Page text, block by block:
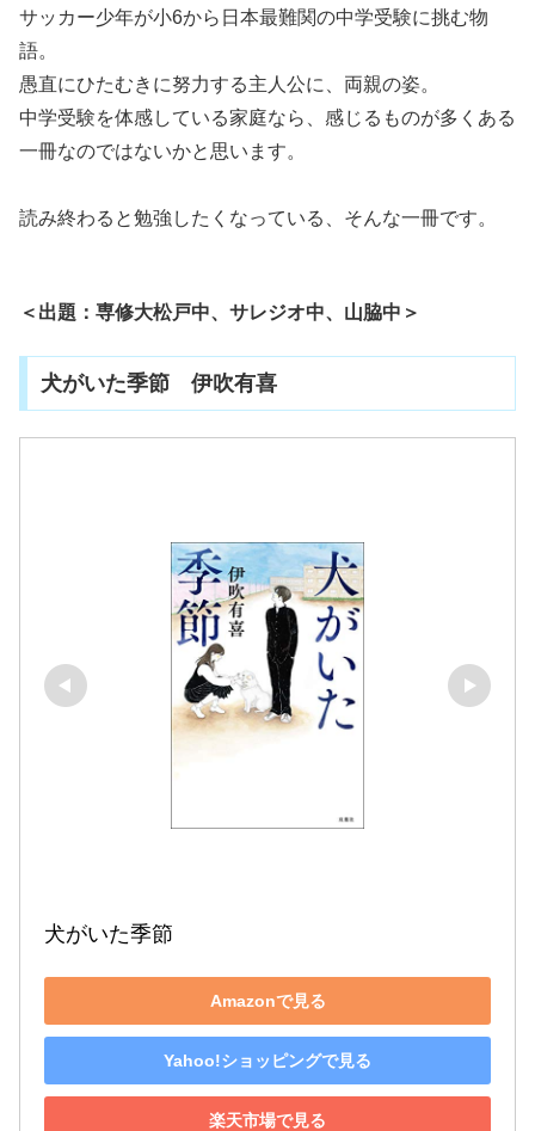
サッカー少年が小6から日本最難関の中学受験に挑む物
語。
愚直にひたむきに努力する主人公に、両親の姿。
中学受験を体感している家庭なら、感じるものが多くある
一冊なのではないかと思います。
読み終わると勉強したくなっている、そんな一冊です。
＜出題：専修大松戸中、サレジオ中、山脇中＞
犬がいた季節 伊吹有喜
犬がいた季節
Amazonで見る
Yahoo!ショッピングで見る
楽天市場で見る